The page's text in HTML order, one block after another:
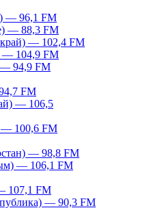
— 96,1 FM
— 88,3 FM
— 102,4 FM
— 104,9 FM
— 94,9 FM
FM
— 106,5
— 100,6 FM
— 98,8 FM
— 106,1 FM
107,1 FM
— 90,3 FM